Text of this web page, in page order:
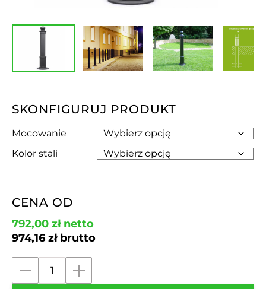
SKONFIGURUJ PRODUKT
Mocowanie
Kolor stali
CENA OD
792,00 złnetto
974,16 złbrutto